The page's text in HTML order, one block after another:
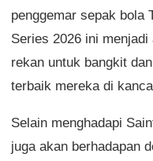
penggemar sepak bola
Series 2026 ini
rekan untuk bangkit
terbaik mereka di
Selain menghadapi
juga akan berhadapan